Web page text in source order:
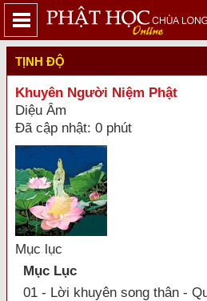
TỊNH ĐỘ
Khuyên Người Niệm Phật
Diệu Âm
Đã cập nhật: 0 phút
Mục lục
Mục Lục
01 - Lời khuyên song thân -